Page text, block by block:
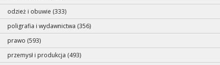
odzież i obuwie (333)
poligrafia i wydawnictwa (356)
prawo (593)
przemysł i produkcja (493)